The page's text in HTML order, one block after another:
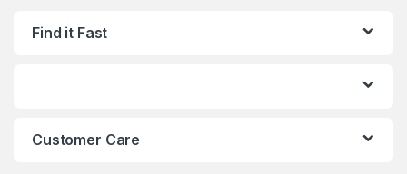
Find it Fast
Customer Care